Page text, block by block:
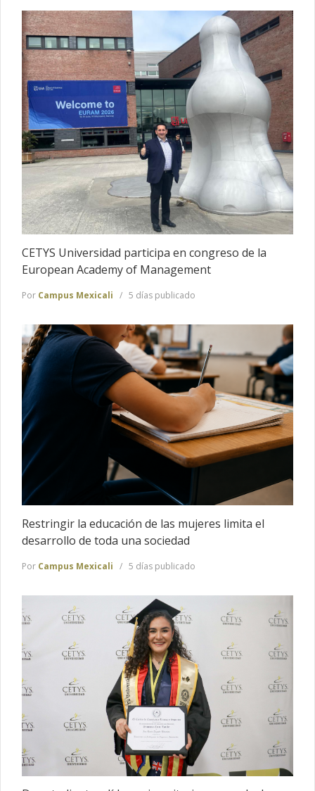
CETYS Universidad participa en congreso de la
European Academy of Management
Por Campus Mexicali 5 días publicado
Restringir la educación de las mujeres limita el
desarrollo de toda una sociedad
Por Campus Mexicali 5 días publicado